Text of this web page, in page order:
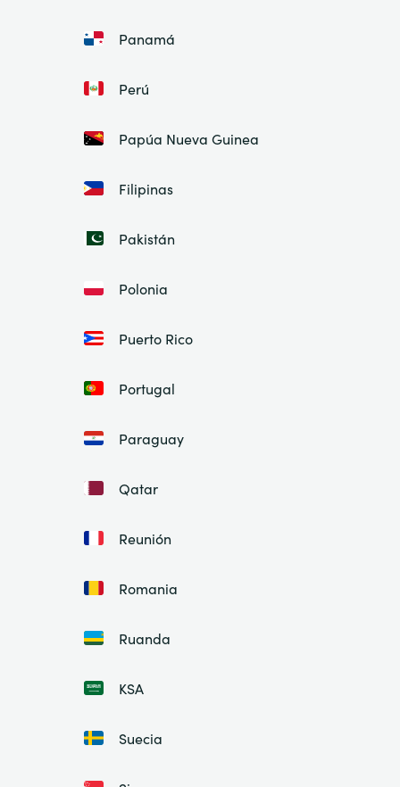
Panamá
Perú
Papúa Nueva Guinea
Filipinas
Pakistán
Polonia
Puerto Rico
Portugal
Paraguay
Qatar
Reunión
Romania
Ruanda
KSA
Suecia